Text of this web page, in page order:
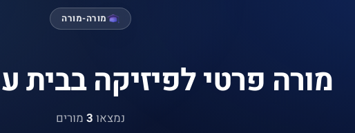
מורה-מורה
מורה פרטי לפיזיקה בבית
נמצאו 3 מורים